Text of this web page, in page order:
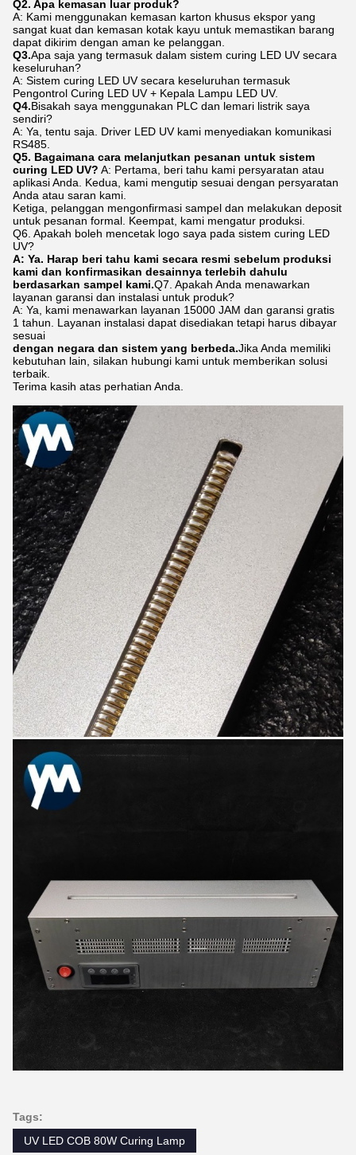
Q2. Apa kemasan luar produk?
A: Kami menggunakan kemasan karton khusus ekspor yang
sangat kuat dan kemasan kotak kayu untuk memastikan barang
dapat dikirim dengan aman ke pelanggan.
Q3.Apa saja yang termasuk dalam sistem curing LED UV secara
keseluruhan?
A: Sistem curing LED UV secara keseluruhan termasuk
Pengontrol Curing LED UV + Kepala Lampu LED UV.
Q4.Bisakah saya menggunakan PLC dan lemari listrik saya
sendiri?
A: Ya, tentu saja. Driver LED UV kami menyediakan komunikasi
RS485.
Q5. Bagaimana cara melanjutkan pesanan untuk sistem
curing LED UV? A: Pertama, beri tahu kami persyaratan atau
aplikasi Anda. Kedua, kami mengutip sesuai dengan persyaratan
Anda atau saran kami.
Ketiga, pelanggan mengonfirmasi sampel dan melakukan deposit
untuk pesanan formal. Keempat, kami mengatur produksi.
Q6. Apakah boleh mencetak logo saya pada sistem curing LED
UV?
A: Ya. Harap beri tahu kami secara resmi sebelum produksi
kami dan konfirmasikan desainnya terlebih dahulu
berdasarkan sampel kami.Q7. Apakah Anda menawarkan
layanan garansi dan instalasi untuk produk?
A: Ya, kami menawarkan layanan 15000 JAM dan garansi gratis
1 tahun. Layanan instalasi dapat disediakan tetapi harus dibayar
sesuai
dengan negara dan sistem yang berbeda.Jika Anda memiliki
kebutuhan lain, silakan hubungi kami untuk memberikan solusi
terbaik.
Terima kasih atas perhatian Anda.
Tags:
UV LED COB 80W Curing Lamp